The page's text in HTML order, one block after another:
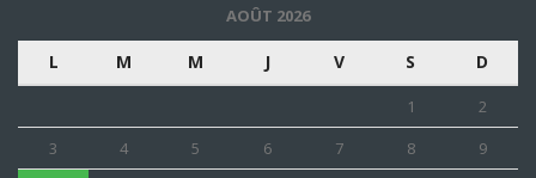
AOÛT 2026
L M M J V S D
1
2
3
4 5 6 7 8
9